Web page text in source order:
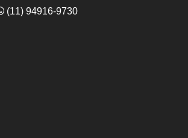
(11) 94916-9730